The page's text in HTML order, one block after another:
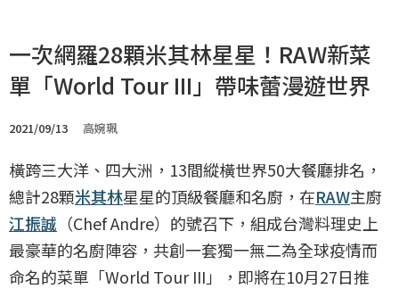
一次網羅28顆米其林星星！RAW新菜
單「World Tour III」帶味蕾漫遊世界
2021/09/13 高婉珮
橫跨三大洋、四大洲，13間縱橫世界50大餐廳排名，
總計28顆米其林星星的頂級餐廳和名廚，在RAW主廚
江振誠 （Chef Andre）的號召下，組成台灣料理史上
最豪華的名廚陣容，共創一套獨一無二為全球疫情而
命名的菜單「World Tour III」，即將在10月27日推